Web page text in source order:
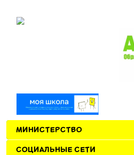
МИНИСТЕРСТВО
СОЦИАЛЬНЫЕ СЕТИ